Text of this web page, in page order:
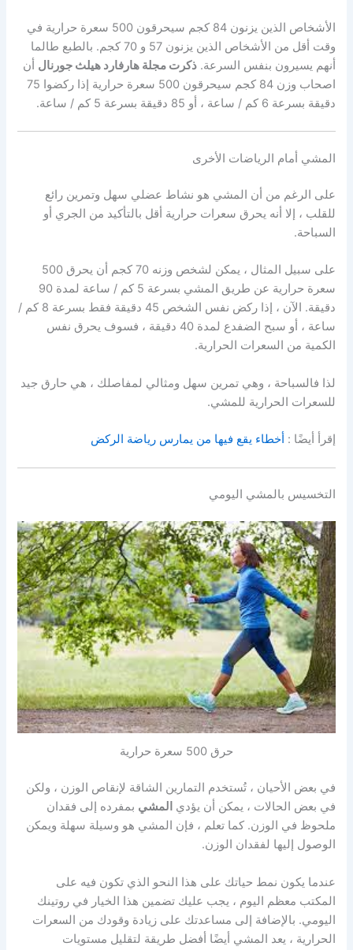
الأشخاص الذين يزنون 84 كجم سيحرقون 500 سعرة حرارية في
وقت أقل من الأشخاص الذين يزنون 57 و 70 كجم. بالطبع طالما
أنهم يسيرون بنفس السرعة.ذكرت مجلة هارفارد هيلث جورنال أن
اصحاب وزن 84 كجم سيحرقون 500 سعرة حرارية إذا ركضوا 75
دقيقة بسرعة 6 كم / ساعة ، أو 85 دقيقة بسرعة 5 كم / ساعة.
المشي أمام الرياضات الأخرى
على الرغم من أن المشي هو نشاط عضلي سهل وتمرين رائع
للقلب ، إلا أنه يحرق سعرات حرارية أقل بالتأكيد من الجري أو
السباحة.
على سبيل المثال ، يمكن لشخص وزنه 70 كجم أن يحرق 500
سعرة حرارية عن طريق المشي بسرعة 5 كم / ساعة لمدة 90
دقيقة. الآن ، إذا ركض نفس الشخص 45 دقيقة فقط بسرعة 8 كم /
ساعة ، أو سبح الضفدع لمدة 40 دقيقة ، فسوف يحرق نفس
الكمية من السعرات الحرارية.
لذا فالسباحة ، وهي تمرين سهل ومثالي لمفاصلك ، هي حارق جيد
للسعرات الحرارية للمشي.
إقرأ أيضًا : أخطاء يقع فيها من يمارس رياضة الركض
التخسيس بالمشي اليومي
حرق 500 سعرة حرارية
في بعض الأحيان ، تُستخدم التمارين الشاقة لإنقاص الوزن ، ولكن
في بعض الحالات ، يمكن أن يؤدي المشي بمفرده إلى فقدان
ملحوظ في الوزن. كما تعلم ، فإن المشي هو وسيلة سهلة ويمكن
الوصول إليها لفقدان الوزن.
عندما يكون نمط حياتك على هذا النحو الذي تكون فيه على
المكتب معظم اليوم ، يجب عليك تضمين هذا الخيار في روتينك
اليومي. بالإضافة إلى مساعدتك على زيادة وقودك من السعرات
الحرارية ، يعد المشي أيضًا أفضل طريقة لتقليل مستويات